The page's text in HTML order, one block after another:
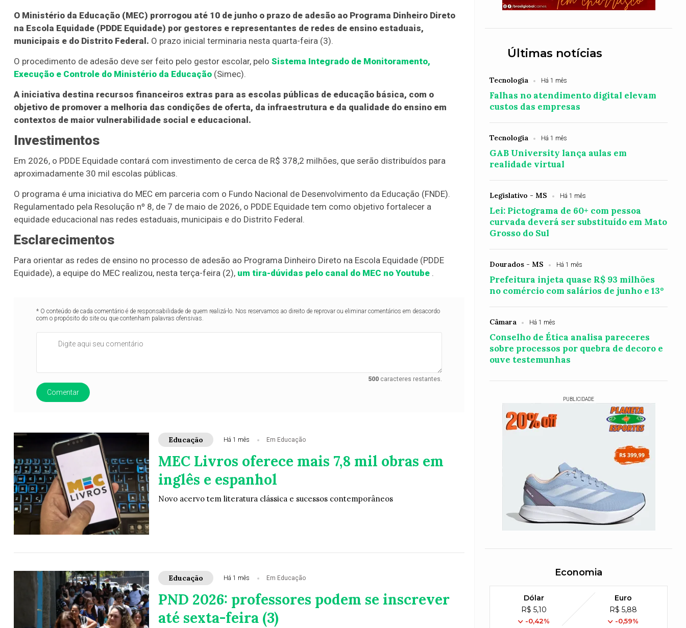
O Ministério da Educação (MEC) prorrogou até 10 de junho o prazo de adesão ao Programa Dinheiro Direto
na Escola Equidade (PDDE Equidade) por gestores e representantes de redes de ensino estaduais,
municipais e do Distrito Federal. O prazo inicial terminaria nesta quarta-feira (3).
O procedimento de adesão deve ser feito pelo gestor escolar, pelo Sistema Integrado de Monitoramento,
Execução e Controle do Ministério da Educação (Simec).
A iniciativa destina recursos financeiros extras para as escolas públicas de educação básica, com o
objetivo de promover a melhoria das condições de oferta, da infraestrutura e da qualidade do ensino em
contextos de maior vulnerabilidade social e educacional.
Investimentos
Em 2026, o PDDE Equidade contará com investimento de cerca de R$ 378,2 milhões, que serão distribuídos para
aproximadamente 30 mil escolas públicas.
O programa é uma iniciativa do MEC em parceria com o Fundo Nacional de Desenvolvimento da Educação (FNDE).
Regulamentado pela Resolução nº 8, de 7 de maio de 2026, o PDDE Equidade tem como objetivo fortalecer a
equidade educacional nas redes estaduais, municipais e do Distrito Federal.
Esclarecimentos
Para orientar as redes de ensino no processo de adesão ao Programa Dinheiro Direto na Escola Equidade (PDDE
Equidade), a equipe do MEC realizou, nesta terça-feira (2), um tira-dúvidas pelo canal do MEC no Youtube .
* O conteúdo de cada comentário é de responsabilidade de quem realizá-lo. Nos reservamos ao direito de reprovar ou eliminar comentários em desacordo
com o propósito do site ou que contenham palavras ofensivas.
500caracteres restantes.
Comentar
Educação Há 1 mês Em Educação
MEC Livros oferece mais 7,8 mil obras em
inglês e espanhol
Novo acervo tem literatura clássica e sucessos contemporâneos
Educação Há 1 mês Em Educação
PND 2026: professores podem se inscrever
até sexta-feira (3)
Últimas notícias
Tecnologia Há 1 mês
Falhas no atendimento digital elevam
custos das empresas
Tecnologia Há 1 mês
GAB University lança aulas em
realidade virtual
Legislativo - MS Há 1 mês
Lei: Pictograma de 60+ com pessoa
curvada deverá ser substituído em Mato
Grosso do Sul
Dourados - MS Há 1 mês
Prefeitura injeta quase R$ 93 milhões
no comércio com salários de junho e 13º
Câmara Há 1 mês
Conselho de Ética analisa pareceres
sobre processos por quebra de decoro e
ouve testemunhas
PUBLICIDADE
Economia
Dólar
R$ 5,10
-0,42%
Euro
R$ 5,88
-0,59%